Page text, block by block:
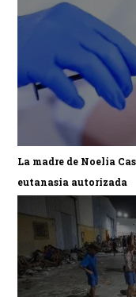
La madre de Noelia
eutanasia autorizada